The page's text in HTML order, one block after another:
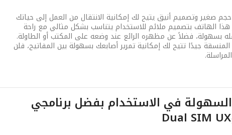
صغير وتصميم أنيق يتيح لك إمكانية الانتقال من العمل إلى حياتك
هذا الهاتف بتصميم ملائم للاستخدام يتناسب بشكل مثالي مع راحة
بسهولة، فضلاً عن مظهره الرائع عند وضعه على المكتب أو الطاولة.
جيدًا تتيح لك إمكانية تمرير أصابعك بسهولة بين المفاتيح، فلن
في الاستخدام بفضل برنامجي